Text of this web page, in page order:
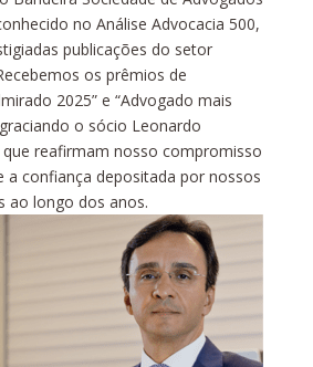
no Análise Advocacia 500,
publicações do setor
os prêmios de
2025” e “Advogado mais
o sócio Leonardo
reafirmam nosso compromisso
a confiança depositada por nossos
ao longo dos anos.